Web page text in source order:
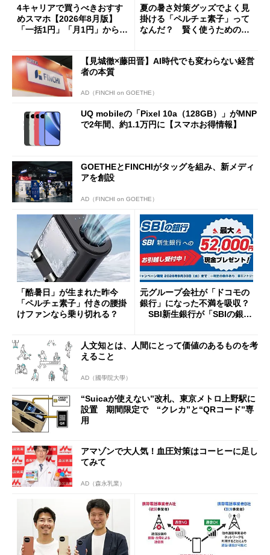
4キャリアで買うべきおすす
めスマホ【2026年8月版】
「一括1円」「月1円」からお
夏の暑さ対策グッズでよく見
掛ける「ペルチェ素子」って
なんだ？ 賢く使うための注
【見城徹×藤田晋】AI時代でも変わらない経営
者の本質
AD（FINCHI on GOETHE）
UQ mobileの「Pixel 10a（128GB）」がMNP
で2年間、約1.1万円に【スマホお得情報】
GOETHEとFINCHIがタッグを組み、新メディ
アを創設
AD（FINCHI on GOETHE）
「酷暑日」が生まれた昨今
「ペルチェ素子」付きの腰掛
けファンなら乗り切れる？
元グループ会社が「ドコモの
銀行」になった不満を吸収？
SBI新生銀行が「SBIの銀
開催
人文知とは、人間にとって価値のあるものを考
えること
AD（國學院大學）
“Suicaが使えない”改札、東京メトロ上野駅に
設置 期間限定で “クレカ”と“QRコード”専
用
アマゾンで大人気！血圧対策はコーヒーに足し
てみて
AD（森永乳業）